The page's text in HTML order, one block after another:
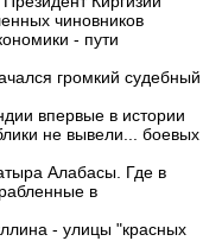
чиновников
- пути
громкий судебный
впервые в истории
не вывели... боевых
Алабасы. Где в
в
- улицы "красных